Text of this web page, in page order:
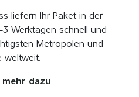
liefern Ihr Paket in der
Werktagen schnell und
Metropolen und
weltweit.
mehr dazu